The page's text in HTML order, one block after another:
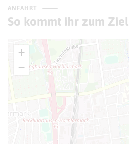
ANFAHRT
So kommt ihr zum Ziel
+
−